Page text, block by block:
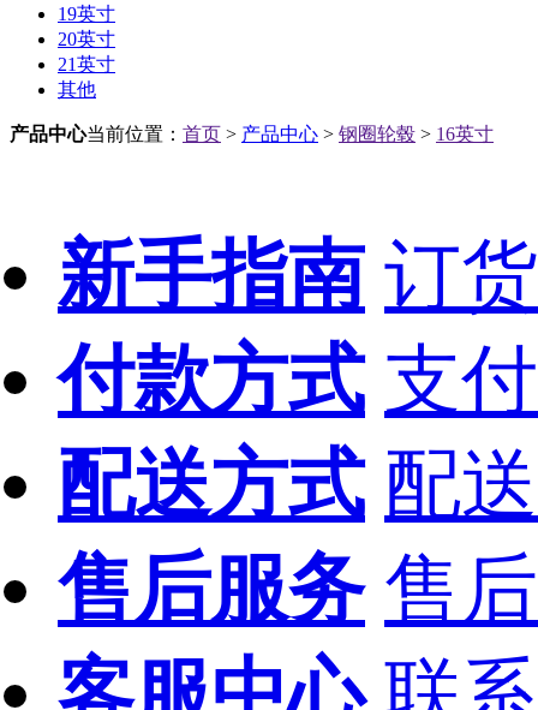
19英寸
20英寸
21英寸
其他
产品中心当前位置： 首页 > 产品中心 > 钢圈轮毂 > 16英寸
新手指南 订
付款方式 支
配送方式 配
售后服务 售